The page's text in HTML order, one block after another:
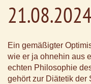
21.08.2024
Ein gemäßigter
wie er ja ohnehin aus
echten Philosophie
gehört zur Diätetik der